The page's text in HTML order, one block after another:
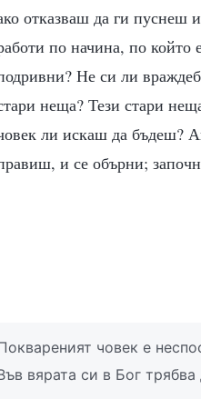
отказваш да ги пуснеш
по начина, по който
Не си ли
неща? Тези стари
ли искаш да бъдеш?
и се обърни;
човек е
вярата си в Бог